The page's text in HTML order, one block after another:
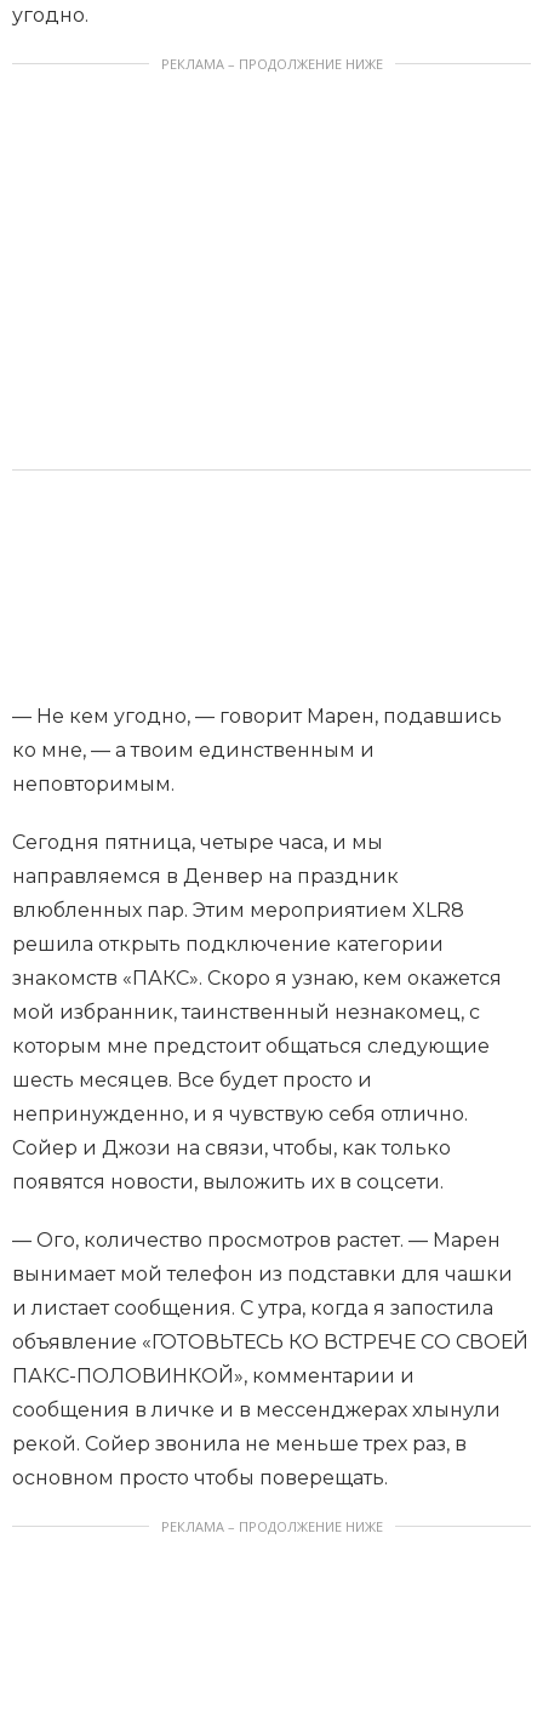
угодно.
РЕКЛАМА – ПРОДОЛЖЕНИЕ НИЖЕ
— Не кем угодно, — говорит Марен, подавшись
ко мне, — а твоим единственным и
неповторимым.
Сегодня пятница, четыре часа, и мы
направляемся в Денвер на праздник
влюбленных пар. Этим мероприятием XLR8
решила открыть подключение категории
знакомств «ПАКС». Скоро я узнаю, кем окажется
мой избранник, таинственный незнакомец, с
которым мне предстоит общаться следующие
шесть месяцев. Все будет просто и
непринужденно, и я чувствую себя отлично.
Сойер и Джози на связи, чтобы, как только
появятся новости, выложить их в соцсети.
— Ого, количество просмотров растет. — Марен
вынимает мой телефон из подставки для чашки
и листает сообщения. С утра, когда я запостила
объявление «ГОТОВЬТЕСЬ КО ВСТРЕЧЕ СО СВОЕЙ
ПАКС-ПОЛОВИНКОЙ», комментарии и
сообщения в личке и в мессенджерах хлынули
рекой. Сойер звонила не меньше трех раз, в
основном просто чтобы поверещать.
РЕКЛАМА – ПРОДОЛЖЕНИЕ НИЖЕ